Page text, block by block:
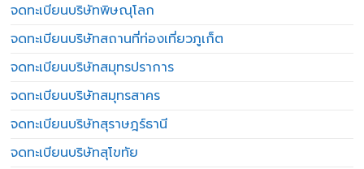
จดทะเบียนบริษัทพิษณุโลก
จดทะเบียนบริษัทสถานที่ท่องเที่ยวภูเก็ต
จดทะเบียนบริษัทสมุทรปราการ
จดทะเบียนบริษัทสมุทรสาคร
จดทะเบียนบริษัทสุราษฎร์ธานี
จดทะเบียนบริษัทสุโขทัย